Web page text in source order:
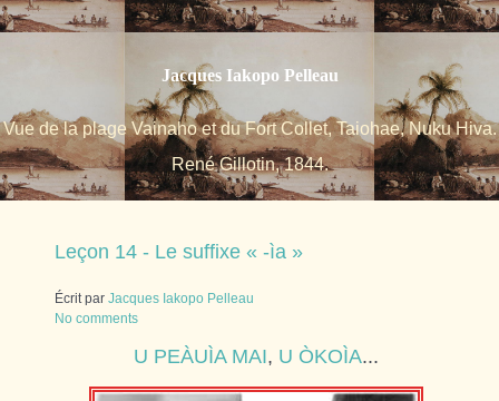
Jacques Iakopo Pelleau
Vue de la plage Vainaho et du Fort Collet, Taiohae, Nuku Hiva.
René Gillotin, 1844.
Leçon 14 - Le suffixe « -ìa »
Écrit par Jacques Iakopo Pelleau
No comments
U PEÀUÌA MAI, U ÒKOÌA...